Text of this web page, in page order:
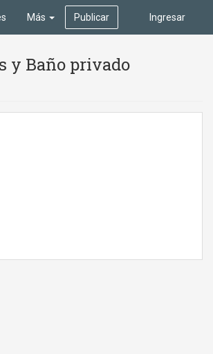
Ingresar
Más Publicar
y Baño privado